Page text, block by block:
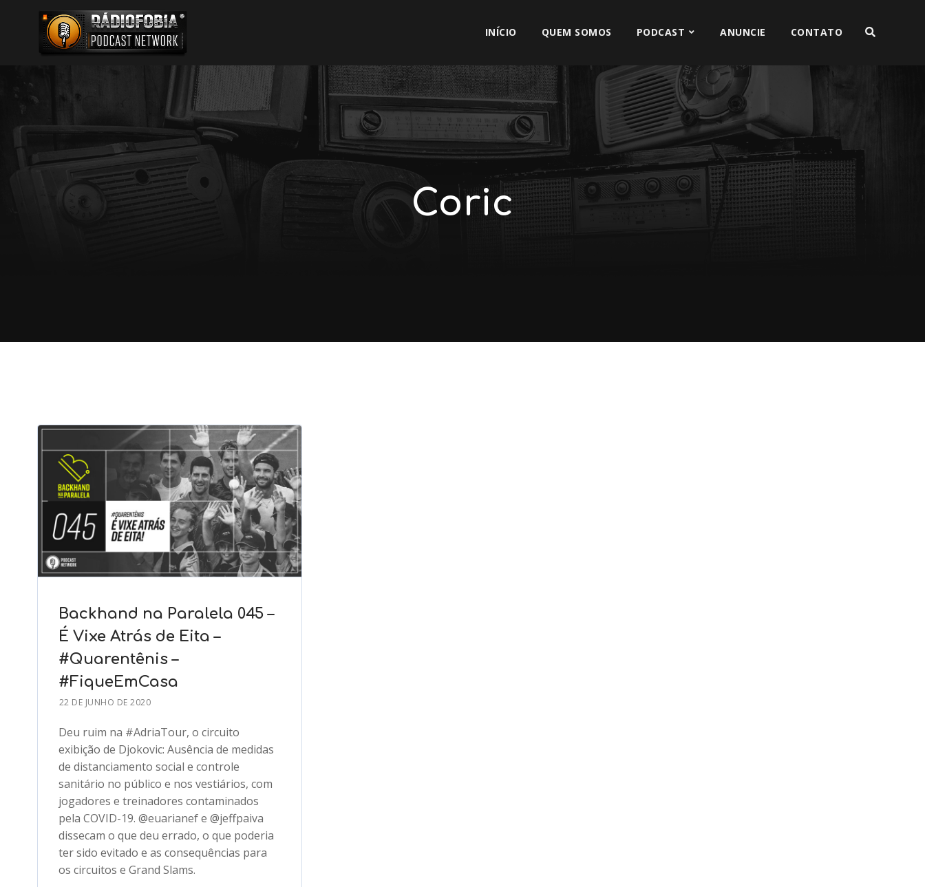
INÍCIO QUEM SOMOS PODCAST ANUNCIE CONTATO
Coric
Backhand na Paralela 045 –
É Vixe Atrás de Eita –
#Quarentênis –
#FiqueEmCasa
22 DE JUNHO DE 2020
Deu ruim na #AdriaTour, o circuito
exibição de Djokovic: Ausência de medidas
de distanciamento social e controle
sanitário no público e nos vestiários, com
jogadores e treinadores contaminados
pela COVID-19. @euarianef e @jeffpaiva
dissecam o que deu errado, o que poderia
ter sido evitado e as consequências para
os circuitos e Grand Slams.